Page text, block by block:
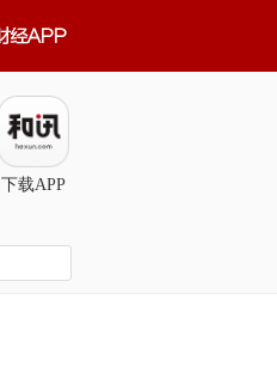
下载APP